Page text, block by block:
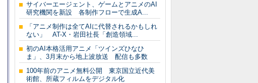
サイバーエージェント、ゲームとアニメのAI
研究機関を新設 各制作フローで生成A...
「アニメ制作は全てAIに代替されるかもしれ
ない」 AT-X・岩田社長「創造領域...
初のAI本格活用アニメ「ツインズひなひ
ま」、3月末から地上波放送 配信も多数
100年前のアニメ無料公開 東京国立近代美
術館、所蔵フィルムをデジタル化